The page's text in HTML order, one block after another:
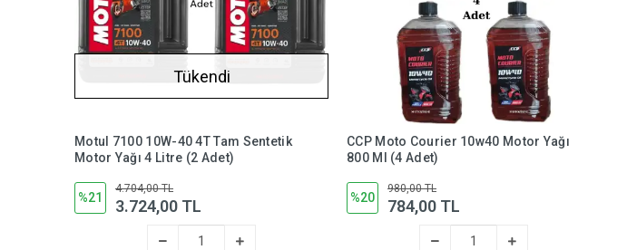
Tükendi
Motul 7100 10W-40 4T Tam Sentetik
Motor Yağı 4 Litre (2 Adet)
%21
4.704,00 TL
3.724,00 TL
CCP Moto Courier 10w40 Motor Yağı
800 Ml (4 Adet)
%20
980,00 TL
784,00 TL